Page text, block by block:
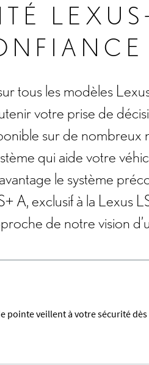
tous les modèles
votre prise de
sur de
qui aide votre
le système
A, exclusif à la Lexus
de notre vision
pointe veillent à votre sécurité